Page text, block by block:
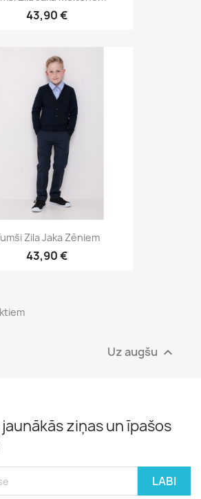
43,90 €
Zila Jaka Zēniem
43,90 €
Uz augšu 
ziņas un īpašos